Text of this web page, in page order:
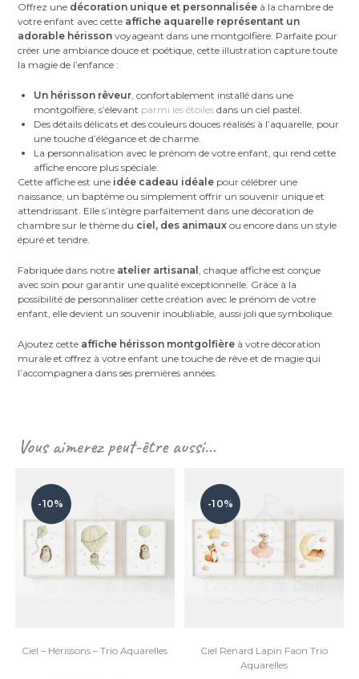
Offrez une décoration unique et personnalisée à la chambre de
votre enfant avec cette affiche aquarelle représentant un
adorable hérisson voyageant dans une montgolfière. Parfaite pour
créer une ambiance douce et poétique, cette illustration capture toute
la magie de l’enfance :
Un hérisson rêveur, confortablement installé dans une
montgolfière, s’élevant parmi les étoiles dans un ciel pastel.
Des détails délicats et des couleurs douces réalisés à l’aquarelle, pour
une touche d’élégance et de charme.
La personnalisation avec le prénom de votre enfant, qui rend cette
affiche encore plus spéciale.
Cette affiche est une idée cadeau idéale pour célébrer une
naissance, un baptême ou simplement offrir un souvenir unique et
attendrissant. Elle s’intègre parfaitement dans une décoration de
chambre sur le thème du ciel, des animaux ou encore dans un style
épuré et tendre.
Fabriquée dans notre atelier artisanal, chaque affiche est conçue
avec soin pour garantir une qualité exceptionnelle. Grâce à la
possibilité de personnaliser cette création avec le prénom de votre
enfant, elle devient un souvenir inoubliable, aussi joli que symbolique.
Ajoutez cette affiche hérisson montgolfière à votre décoration
murale et offrez à votre enfant une touche de rêve et de magie qui
l’accompagnera dans ses premières années.
Vous aimerez peut-être aussi…
-10%
Ciel – Hérissons – Trio Aquarelles
-10%
Ciel Renard Lapin Faon Trio
Aquarelles